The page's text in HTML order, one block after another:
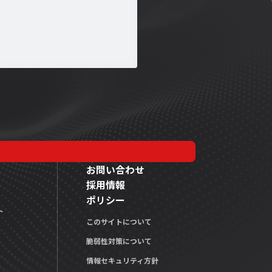
お問い合わせ
採用情報
ポリシー
このサイトについて
脆弱性対策について
情報セキュリティ方針